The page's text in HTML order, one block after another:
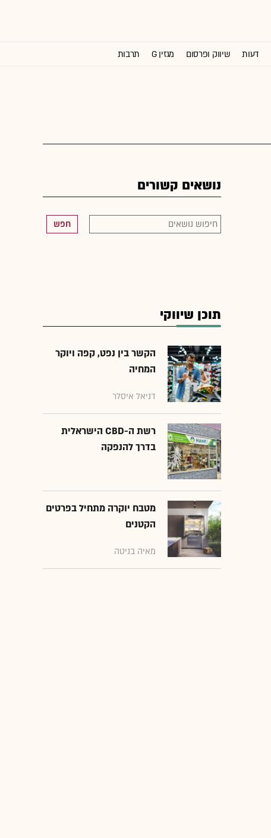
דעות שיווק ופרסום מגזין G תרבות
נושאים קשורים
חפש
תוכן שיווקי
הקשר בין נפט, קפה ויוקר
המחיה
דניאל איסלר
רשת ה-CBD הישראלית
בדרך להנפקה
מטבח יוקרה מתחיל בפרטים
הקטנים
מאיה בניטה